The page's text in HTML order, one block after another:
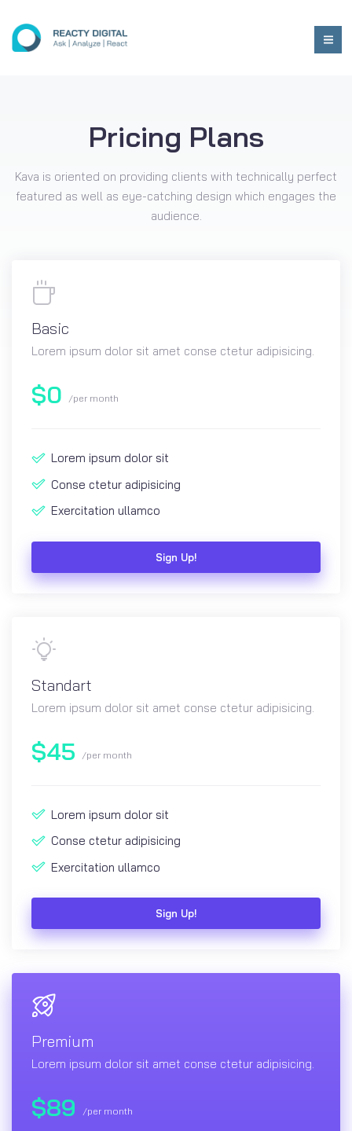
Pricing Plans
Kava is oriented on providing clients with technically perfect
featured as well as eye-catching design which engages the
audience.
Basic
Lorem ipsum dolor sit amet conse ctetur adipisicing.
$0 /per month
Lorem ipsum dolor sit
Conse ctetur adipisicing
Exercitation ullamco
Sign Up!
Standart
Lorem ipsum dolor sit amet conse ctetur adipisicing.
$45 /per month
Lorem ipsum dolor sit
Conse ctetur adipisicing
Exercitation ullamco
Sign Up!
Premium
Lorem ipsum dolor sit amet conse ctetur adipisicing.
$89 /per month